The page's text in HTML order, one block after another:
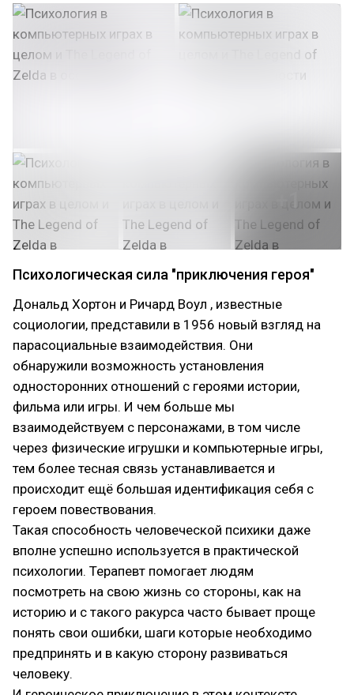
Психологическая сила "приключения героя"
Дональд Хортон и Ричард Воул , известные
социологии, представили в 1956 новый взгляд на
парасоциальные взаимодействия. Они
обнаружили возможность установления
односторонних отношений с героями истории,
фильма или игры. И чем больше мы
взаимодействуем с персонажами, в том числе
через физические игрушки и компьютерные игры,
тем более тесная связь устанавливается и
происходит ещё большая идентификация себя с
героем повествования.
Такая способность человеческой психики даже
вполне успешно используется в практической
психологии. Терапевт помогает людям
посмотреть на свою жизнь со стороны, как на
историю и с такого ракурса часто бывает проще
понять свои ошибки, шаги которые необходимо
предпринять и в какую сторону развиваться
человеку.